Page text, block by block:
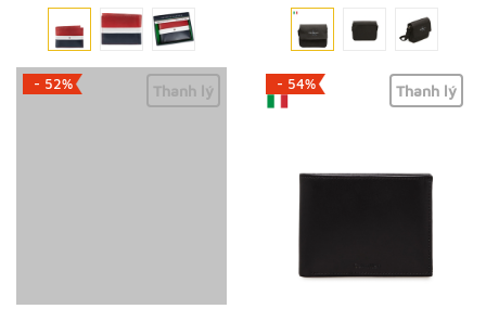
- 52% Thanh lý - 54% Thanh lý